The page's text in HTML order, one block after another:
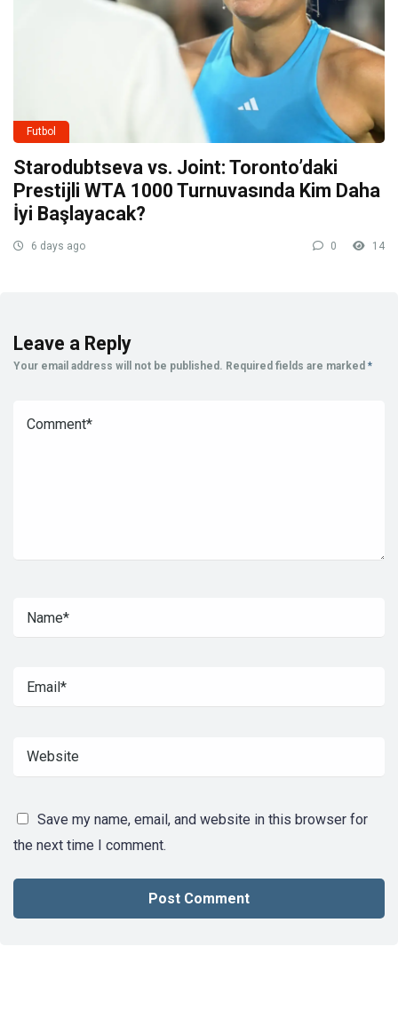
Futbol
Starodubtseva vs. Joint: Toronto’daki
Prestijli WTA 1000 Turnuvasında Kim Daha
İyi Başlayacak?
6 days ago 0 14
Leave a Reply
Your email address will not be published. Required fields are marked *
Save my name, email, and website in this browser for
the next time I comment.